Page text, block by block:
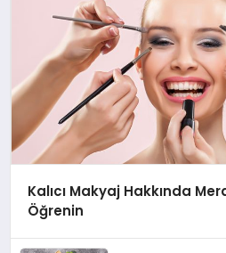
Kalıcı Makyaj Hakkında
Öğrenin